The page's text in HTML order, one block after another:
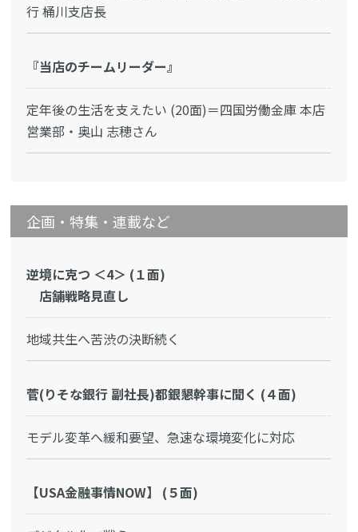
行 桶川支店長
『当店のチームリーダー』
定年後の生活を支えたい (20面)＝四国労働金庫 本店
営業部・奥山 志穂さん
企画・特集・連載など
逆境に克つ ＜4＞ (１面)
店舗戦略見直し
地域共生へ苦渋の決断続く
菅(りそな銀行 副社長)都銀懇幹事に聞く (４面)
モデル変革へ緩和要望、急速な環境変化に対応
【USA金融事情NOW】 (５面)